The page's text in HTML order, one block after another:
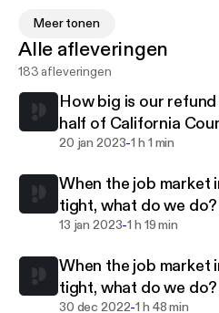
Sahlu (TK), originally from
a long-time resident of
Accounting and Finance. TK
than 30 years of
member of the Atlanta
better at managing money
every week in the Amharic
Meer tonen
Alle afleveringen
183 afleveringen
How big is our
half of California
more
20 jan 2023-1 h 1 min
When the job market
tight, what do we
13 jan 2023-1 h 19 min
When the job market
tight, what do we
30 dec 2022-1 h 48 min